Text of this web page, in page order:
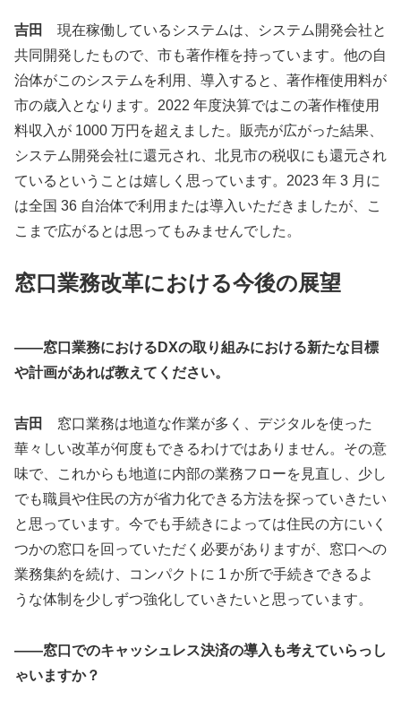
吉田
現在稼働しているシステムは、システム開発会社と
共同開発したもので、市も著作権を持っています。他の自
治体がこのシステムを利用、導入すると、著作権使用料が
市の歳入となります。2022 年度決算ではこの著作権使用
料収入が 1000 万円を超えました。販売が広がった結果、
システム開発会社に還元され、北見市の税収にも還元され
ているということは嬉しく思っています。2023 年 3 月に
は全国 36 自治体で利用または導入いただきましたが、こ
こまで広がるとは思ってもみませんでした。
窓口業務改革における今後の展望
――窓口業務におけるDXの取り組みにおける新たな目標
や計画があれば教えてください。
吉田
窓口業務は地道な作業が多く、デジタルを使った
華々しい改革が何度もできるわけではありません。その意
味で、これからも地道に内部の業務フローを見直し、少し
でも職員や住民の方が省力化できる方法を探っていきたい
と思っています。今でも手続きによっては住民の方にいく
つかの窓口を回っていただく必要がありますが、窓口への
業務集約を続け、コンパクトに 1 か所で手続きできるよ
うな体制を少しずつ強化していきたいと思っています。
――窓口でのキャッシュレス決済の導入も考えていらっし
ゃいますか？